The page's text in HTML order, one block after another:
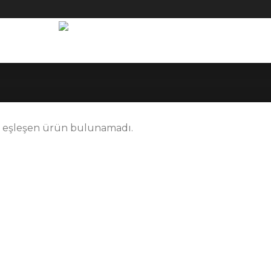
ürün bulunamadı.